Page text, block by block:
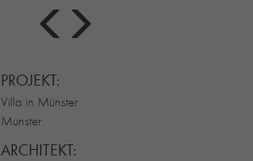
PROJEKT:
Villa in Münster
Münster
ARCHITEKT: